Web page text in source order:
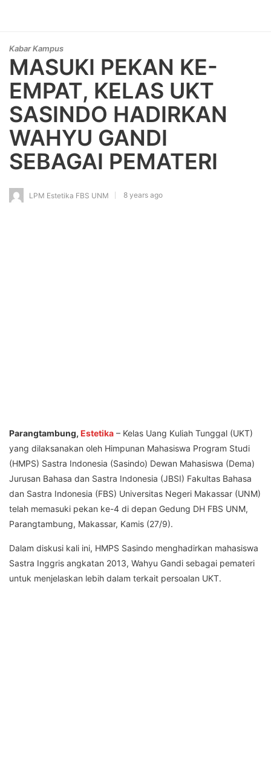
Kabar Kampus
MASUKI PEKAN KE-
EMPAT, KELAS UKT
SASINDO HADIRKAN
WAHYU GANDI
SEBAGAI PEMATERI
LPM Estetika FBS UNM 8 years ago
Parangtambung, Estetika – Kelas Uang Kuliah Tunggal (UKT)
yang dilaksanakan oleh Himpunan Mahasiswa Program Studi
(HMPS) Sastra Indonesia (Sasindo) Dewan Mahasiswa (Dema)
Jurusan Bahasa dan Sastra Indonesia (JBSI) Fakultas Bahasa
dan Sastra Indonesia (FBS) Universitas Negeri Makassar (UNM)
telah memasuki pekan ke-4 di depan Gedung DH FBS UNM,
Parangtambung, Makassar, Kamis (27/9).
Dalam diskusi kali ini, HMPS Sasindo menghadirkan mahasiswa
Sastra Inggris angkatan 2013, Wahyu Gandi sebagai pemateri
untuk menjelaskan lebih dalam terkait persoalan UKT.